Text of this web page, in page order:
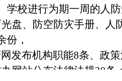
学校进行为期一周的人
盘、防空防灾手册、人
份，
发布机构职能8条、政
网站公布法律法规20条